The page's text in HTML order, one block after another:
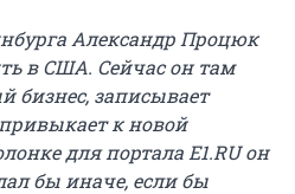
Александр Процюк
в США. Сейчас он там
бизнес, записывает
к новой
для портала E1.RU он
бы иначе, если бы